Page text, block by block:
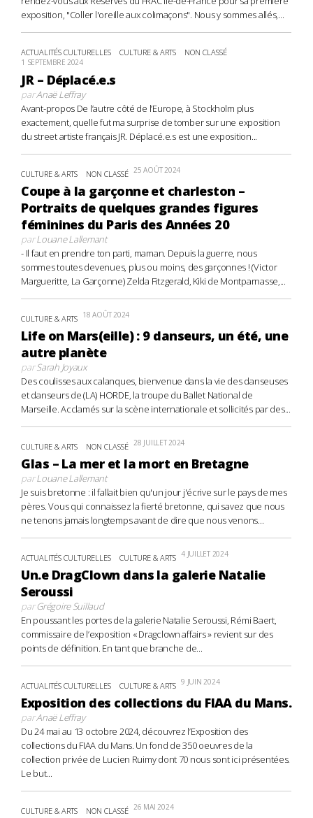
exposition, "Coller l'oreille aux colimaçons". Nous y sommes allés,...
ACTUALITÉS CULTURELLES CULTURE & ARTS NON CLASSÉ
1 SEPTEMBRE 2024
JR – Déplacé.e.s
parAnaë Leffray
Avant-propos De l’autre côté de l’Europe, à Stockholm plus
exactement, quelle fut ma surprise de tomber sur une exposition
du street artiste français JR. Déplacé.e.s est une exposition...
CULTURE & ARTS NON CLASSÉ 25 AOÛT 2024
Coupe à la garçonne et charleston –
Portraits de quelques grandes figures
féminines du Paris des Années 20
parLouane Lallemant
- Il faut en prendre ton parti, maman. Depuis la guerre, nous
sommes toutes devenues, plus ou moins, des garçonnes ! (Victor
Margueritte, La Garçonne) Zelda Fitzgerald, Kiki de Montparnasse,...
CULTURE & ARTS 18 AOÛT 2024
Life on Mars(eille) : 9 danseurs, un été, une
autre planète
parSarah Joyaux
Des coulisses aux calanques, bienvenue dans la vie des danseuses
et danseurs de (LA) HORDE, la troupe du Ballet National de
Marseille. Acclamés sur la scène internationale et sollicités par des...
CULTURE & ARTS NON CLASSÉ 28 JUILLET 2024
Glas – La mer et la mort en Bretagne
parLouane Lallemant
Je suis bretonne : il fallait bien qu'un jour j'écrive sur le pays de mes
pères. Vous qui connaissez la fierté bretonne, qui savez que nous
ne tenons jamais longtemps avant de dire que nous venons...
ACTUALITÉS CULTURELLES CULTURE & ARTS 4 JUILLET 2024
Un.e DragClown dans la galerie Natalie
Seroussi
parGrégoire Suillaud
En poussant les portes de la galerie Natalie Seroussi, Rémi Baert,
commissaire de l’exposition « Dragclown affairs » revient sur des
points de définition. En tant que branche de...
ACTUALITÉS CULTURELLES CULTURE & ARTS 9 JUIN 2024
Exposition des collections du FIAA du Mans.
parAnaë Leffray
Du 24 mai au 13 octobre 2024, découvrez l’Exposition des
collections du FIAA du Mans. Un fond de 350 oeuvres de la
collection privée de Lucien Ruimy dont 70 nous sont ici présentées.
Le but...
CULTURE & ARTS NON CLASSÉ 26 MAI 2024